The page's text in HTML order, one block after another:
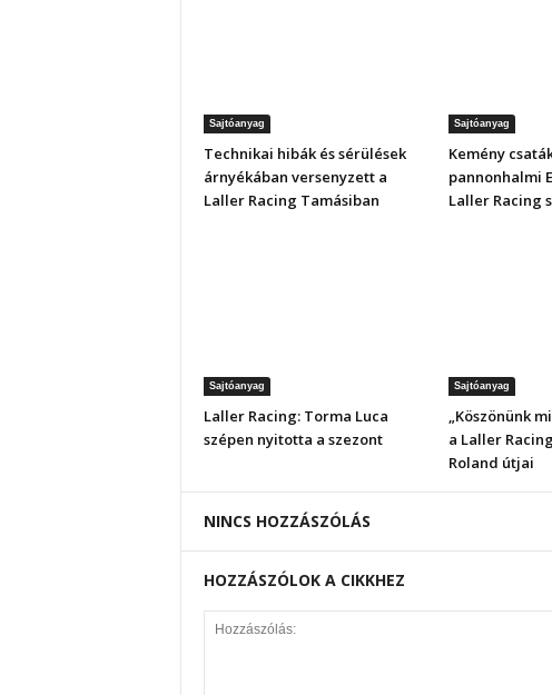
Sajtóanyag
Technikai hibák és sérülések
árnyékában versenyzett a
Laller Racing Tamásiban
Sajtóanyag
Kemény
pannonhalmi
Laller Racing
Sajtóanyag
Laller Racing: Torma Luca
szépen nyitotta a szezont
Sajtóanyag
„Köszönünk
a Laller
Roland útjai
NINCS HOZZÁSZÓLÁS
HOZZÁSZÓLOK A CIKKHEZ